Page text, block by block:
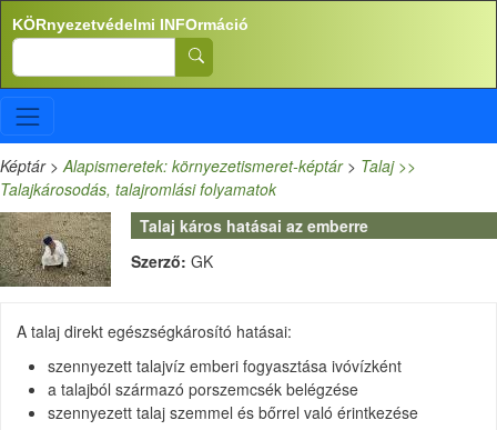
Ugrás a tartalomra
KÖRnyezetvédelmi INFOrmáció
Search
Képtár>Alapismeretek: környezetismeret-képtár> Talaj >>
Talajkárosodás, talajromlási folyamatok
Talaj káros hatásai az emberre
Szerző: GK
A talaj direkt egészségkárosító hatásai:
szennyezett talajvíz emberi fogyasztása ivóvízként
a talajból származó porszemcsék belégzése
szennyezett talaj szemmel és bőrrel való érintkezése